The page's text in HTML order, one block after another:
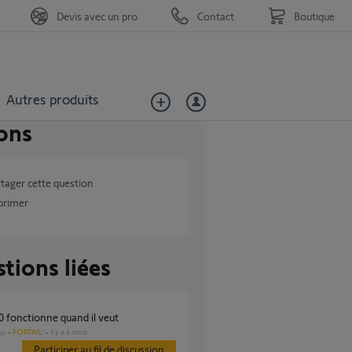
Autres produits
Devis avec un pro Contact Boutique
cette question
liées
fonctionne quand il veut
PORTAIL il y a 4 mois
Participer au fil de discussion